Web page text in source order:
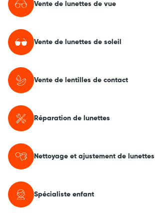
Vente de lunettes de vue
Vente de lunettes de soleil
Vente de lentilles de contact
Réparation de lunettes
Nettoyage et ajustement de lunettes
Spécialiste enfant